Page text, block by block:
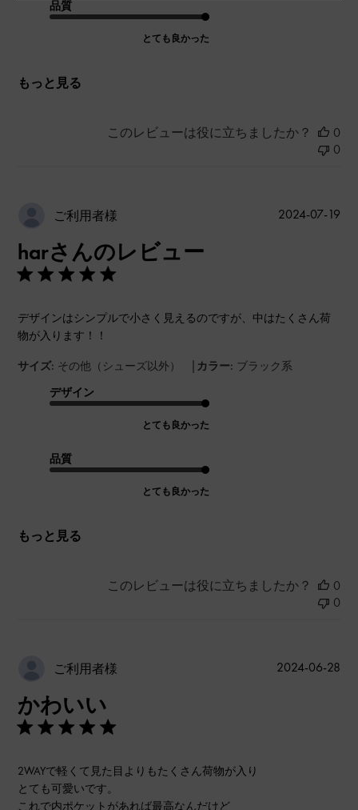
品質
とても良かった
もっと見る
このレビューは役に立ちましたか？
0
0
ご利用者様
harさんのレビュー
デザインはシンプルで小さく見えるのですが、中はたくさん荷
物が入ります！！
サイズ: その他（シューズ以外） | カラー: ブラック系
デザイン
とても良かった
品質
とても良かった
もっと見る
公
2024-07-19
このレビューは役に立ちましたか？
0
0
ご利用者様
かわいい
2WAYで軽くて見た目よりもたくさん荷物が入り
とても可愛いです。
これで内ポケットがあれば最高なんだけど
公
2024-06-28